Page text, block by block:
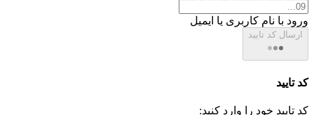
ورود با نام کاربری یا ایمیل
ارسال کد تایید
کد تایید
کد تایید خود را وارد کنید: